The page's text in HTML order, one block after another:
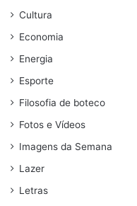
Cultura
Economia
Energia
Esporte
Filosofia de boteco
Fotos e Vídeos
Imagens da Semana
Lazer
Letras